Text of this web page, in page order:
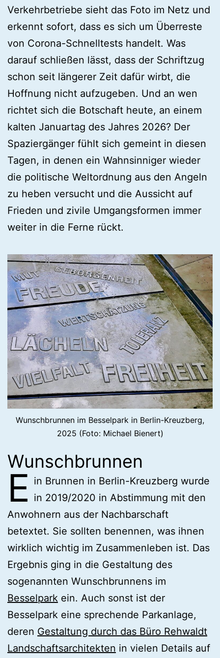
Verkehrbetriebe sieht das Foto im Netz und
erkennt sofort, dass es sich um Überreste
von Corona-Schnelltests handelt. Was
darauf schließen lässt, dass der Schriftzug
schon seit längerer Zeit dafür wirbt, die
Hoffnung nicht aufzugeben. Und an wen
richtet sich die Botschaft heute, an einem
kalten Januartag des Jahres 2026? Der
Spaziergänger fühlt sich gemeint in diesen
Tagen, in denen ein Wahnsinniger wieder
die politische Weltordnung aus den Angeln
zu heben versucht und die Aussicht auf
Frieden und zivile Umgangsformen immer
weiter in die Ferne rückt.
Wunschbrunnen im Besselpark in Berlin-Kreuzberg,
2025 (Foto: Michael Bienert)
Wunschbrunnen
E in Brunnen in Berlin-Kreuzberg wurde
in 2019/2020 in Abstimmung mit den
Anwohnern aus der Nachbarschaft
betextet. Sie sollten benennen, was ihnen
wirklich wichtig im Zusammenleben ist. Das
Ergebnis ging in die Gestaltung des
sogenannten Wunschbrunnens im
Besselpark ein. Auch sonst ist der
Besselpark eine sprechende Parkanlage,
deren Gestaltung durch das Büro Rehwaldt
Landschaftsarchitekten in vielen Details auf